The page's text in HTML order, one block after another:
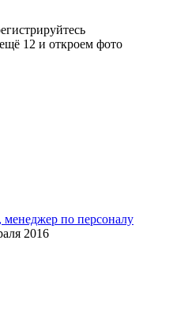
12 и откроем фото
по персоналу
2016